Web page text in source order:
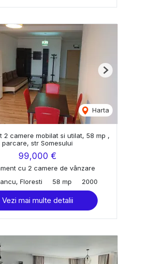
Harta
Next
2 camere mobilat si utilat, 58 mp ,
parcare, str Somesului
99,000 €
cu 2 camere de vânzare
Floresti
58 mp 2000
Vezi mai multe detalii